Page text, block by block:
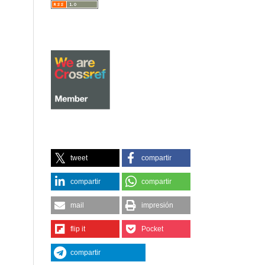
tweet compartir
compartir compartir
mail impresión
flip it Pocket
compartir